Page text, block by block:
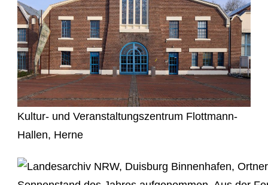
Kultur- und Veranstaltungszentrum Flottmann-
Hallen, Herne